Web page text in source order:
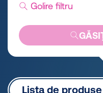
Golire filtru
Lista de produse